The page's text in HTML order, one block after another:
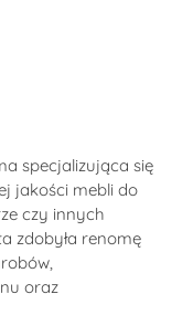
specjalizująca się
jakości mebli do
czy innych
zdobyła renomę
oraz